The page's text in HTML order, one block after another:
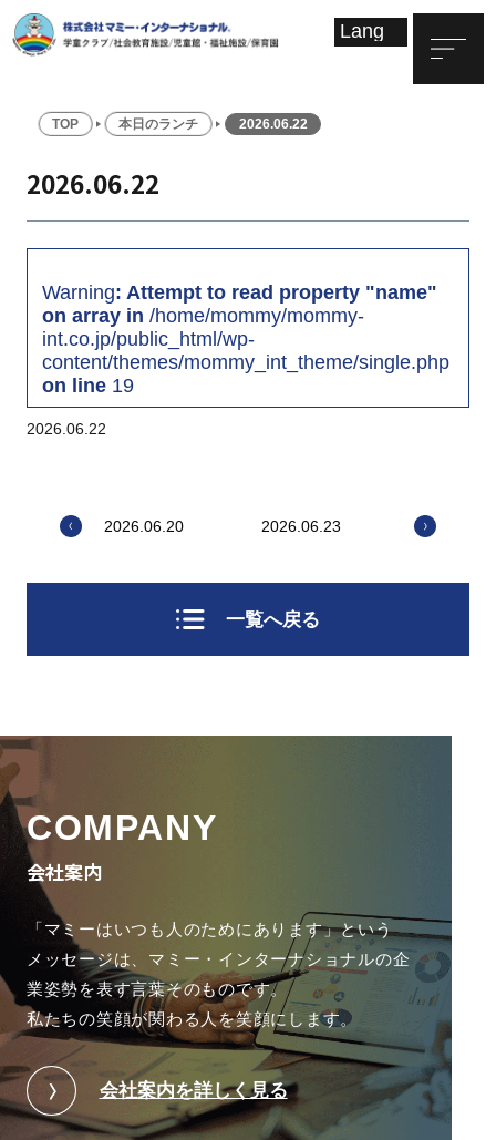
TOP 本日のランチ 2026.06.22
2026.06.22
Warning: Attempt to read property "name"
on array in /home/mommy/mommy-
int.co.jp/public_html/wp-
content/themes/mommy_int_theme/single.php
on line 19
2026.06.22
2026.06.20 2026.06.23
一覧へ戻る
COMPANY
会社案内
「マミーはいつも人のためにあります」という
メッセージは、 マミー・インターナショナルの企
業姿勢を表す言葉そのものです。
私たちの笑顔が関わる人を笑顔にします。
会社案内を詳しく見る